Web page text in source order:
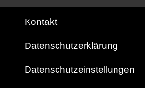
Kontakt
Datenschutzerklärung
Datenschutzeinstellungen